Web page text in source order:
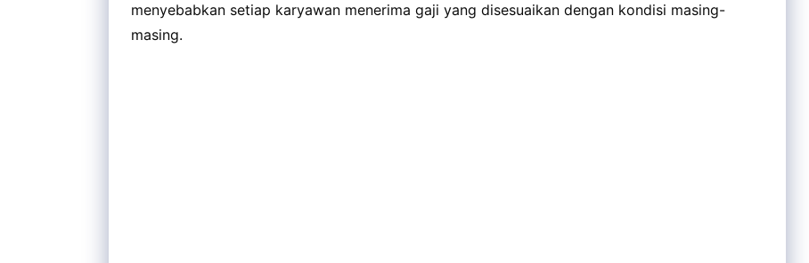
menyebabkan setiap karyawan menerima gaji yang disesuaikan dengan kondisi masing-
masing.